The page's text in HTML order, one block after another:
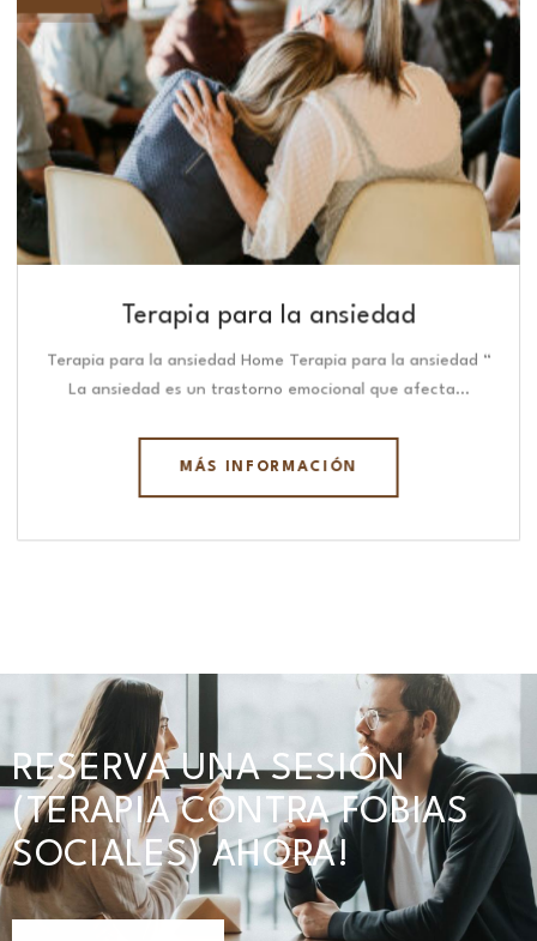
Terapia para la ansiedad
Terapia para la ansiedad Home Terapia para la ansiedad “
La ansiedad es un trastorno emocional que afecta…
MÁS INFORMACIÓN
RESERVA UNA SESIÓN
(TERAPIA CONTRA FOBIAS
SOCIALES) AHORA!